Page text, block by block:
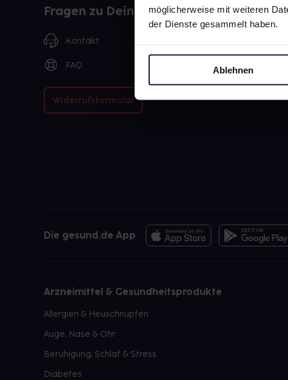
möglicherweise mit weiteren
der Dienste gesammelt haben.
Ablehnen
Fragen zu Deiner Bestellung?
Kontakt
FAQ
Widerrufsformular
Die gesund.de App
Arzneimittel & Gesundheitsprodukte
Allergien & Heuschnupfen
Auge, Nase & Ohr
Beruhigung, Schlaf & Stress
Diabetes